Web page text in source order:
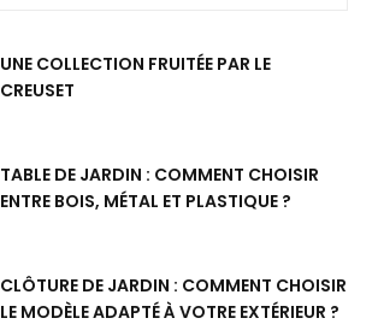
UNE COLLECTION FRUITÉE PAR LE
CREUSET
TABLE DE JARDIN : COMMENT CHOISIR
ENTRE BOIS, MÉTAL ET PLASTIQUE ?
CLÔTURE DE JARDIN : COMMENT CHOISIR
LE MODÈLE ADAPTÉ À VOTRE EXTÉRIEUR ?